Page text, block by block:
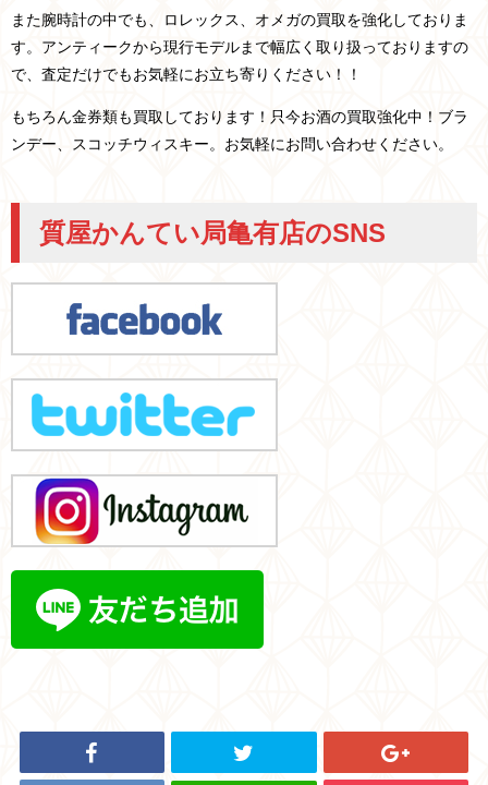
また腕時計の中でも、ロレックス、オメガの買取を強化しておりま
す。アンティークから現行モデルまで幅広く取り扱っておりますの
で、査定だけでもお気軽にお立ち寄りください！！
もちろん金券類も買取しております！只今お酒の買取強化中！ブラ
ンデー、スコッチウィスキー。お気軽にお問い合わせください。
質屋かんてい局亀有店のSNS